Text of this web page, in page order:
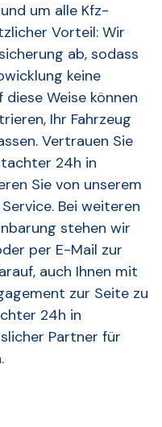
um alle Kfz-
Vorteil: Wir
ab, sodass
keine
Weise können
Ihr Fahrzeug
Vertrauen Sie
24h in
Sie von unserem
Bei weiteren
stehen wir
per E-Mail zur
auch Ihnen mit
zur Seite zu
24h in
Partner für